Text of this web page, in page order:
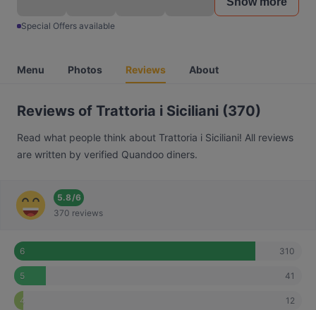
Special Offers available
Menu Photos Reviews About
Reviews of Trattoria i Siciliani (370)
Read what people think about Trattoria i Siciliani! All reviews
are written by verified Quandoo diners.
5.8/6
370 reviews
6 310
5 41
4 12